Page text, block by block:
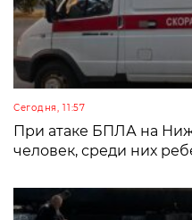
Сегодня, 11:57
При атаке БПЛА на
человек, среди них